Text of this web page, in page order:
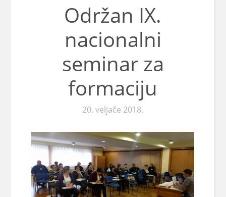
Održan IX.
nacionalni
seminar za
formaciju
20. veljače 2018.